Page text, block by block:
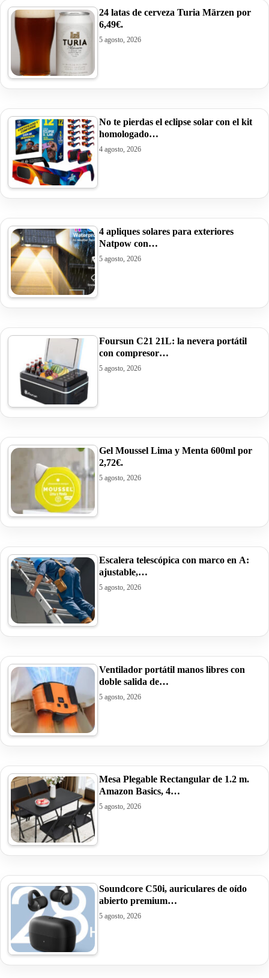
24 latas de cerveza Turia Märzen por
6,49€.
5 agosto, 2026
No te pierdas el eclipse solar con el kit
homologado…
4 agosto, 2026
4 apliques solares para exteriores
Natpow con…
5 agosto, 2026
Foursun C21 21L: la nevera portátil
con compresor…
5 agosto, 2026
Gel Moussel Lima y Menta 600ml por
2,72€.
5 agosto, 2026
Escalera telescópica con marco en A:
ajustable,…
5 agosto, 2026
Ventilador portátil manos libres con
doble salida de…
5 agosto, 2026
Mesa Plegable Rectangular de 1.2 m.
Amazon Basics, 4…
5 agosto, 2026
Soundcore C50i, auriculares de oído
abierto premium…
5 agosto, 2026